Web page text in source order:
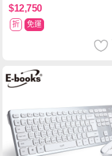
$12,750
折 免運